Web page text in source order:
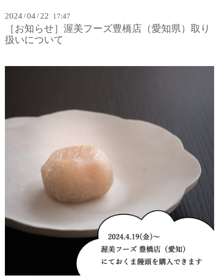
2024 /04 /22 17:47
［お知らせ］渥美フーズ豊橋店（愛知県）取り
扱いについて